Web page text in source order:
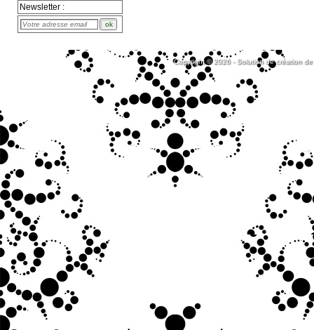
Newsletter :
Copyright © 2026 - Solution de création